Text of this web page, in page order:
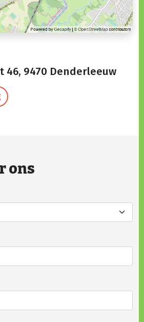
46, 9470 Denderleeuw
ons